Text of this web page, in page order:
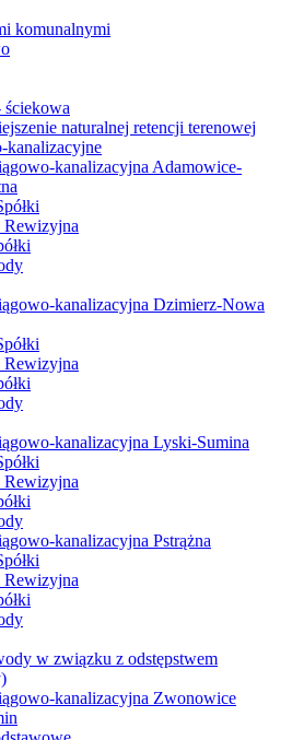
komunalnymi
ściekowa
naturalnej retencji terenowej
kanalizacyjne
kanalizacyjna Adamowice-
kanalizacyjna Dzimierz-Nowa
kanalizacyjna Lyski-Sumina
kanalizacyjna Pstrążna
w związku z odstępstwem
kanalizacyjna Zwonowice